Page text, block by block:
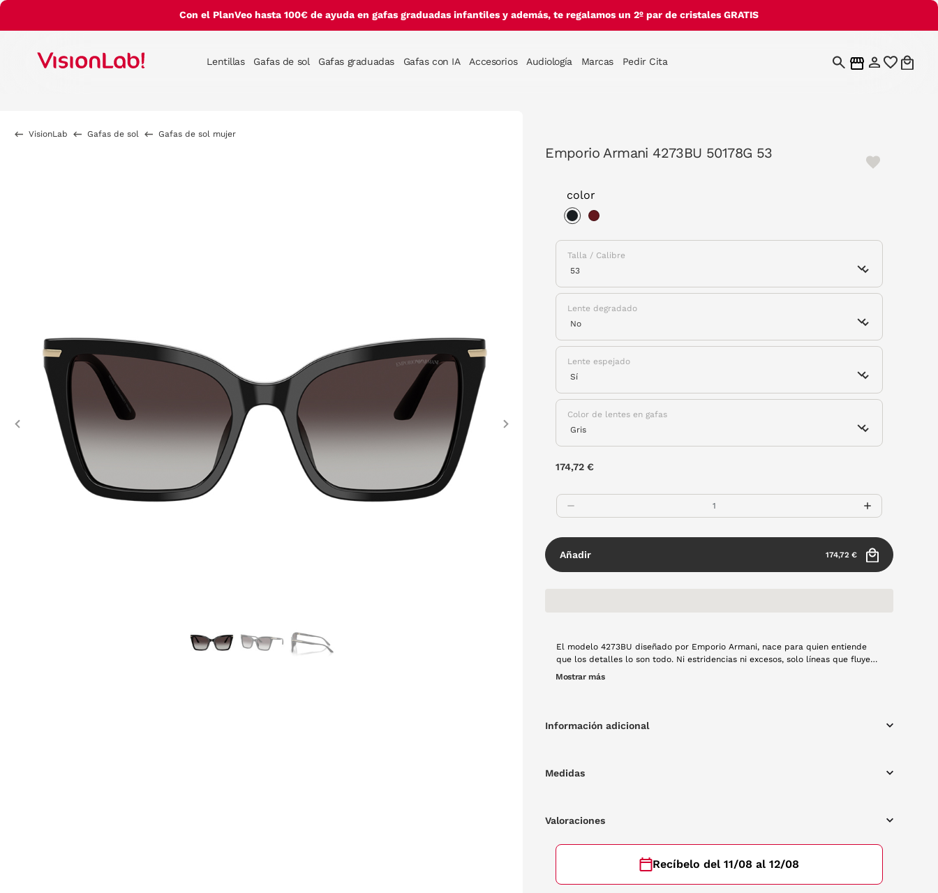
Con el PlanVeo hasta 100€ de ayuda en gafas graduadas infantiles y además, te regalamos un 2º par de cristales GRATIS
Lentillas Gafas de sol Gafas graduadas Gafas con IA Accesorios Audiología Marcas Pedir Cita
VisionLab Gafas de sol Gafas de sol mujer
Previous
Emporio Armani 4273BU 50178G 53
color
Talla / Calibre
Lente degradado
Lente espejado
Color de lentes en gafas
174,72 €
Añadir 174,72 €
El modelo 4273BU diseñado por Emporio Armani, nace para quien entiende
que los detalles lo son todo. Ni estridencias ni excesos, solo líneas que fluyen,
un equilibrio perfecto entre estructura y ligereza. La forma cuadrada de los
Mostrar más
Información adicional
Medidas
Valoraciones
Recíbelo del 11/08 al 12/08